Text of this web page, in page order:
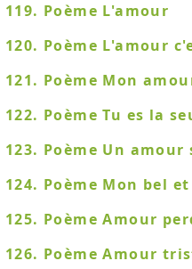
119. Poème L'amour
120. Poème L'amour
121. Poème Mon
122. Poème Tu es la
123. Poème Un amour
124. Poème Mon bel
125. Poème Amour
126. Poème Amour